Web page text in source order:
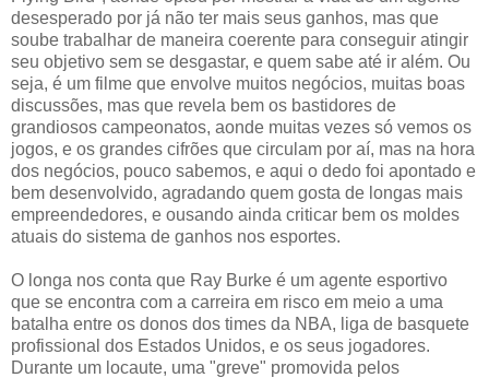
desesperado por já não ter mais seus ganhos, mas que
soube trabalhar de maneira coerente para conseguir atingir
seu objetivo sem se desgastar, e quem sabe até ir além. Ou
seja, é um filme que envolve muitos negócios, muitas boas
discussões, mas que revela bem os bastidores de
grandiosos campeonatos, aonde muitas vezes só vemos os
jogos, e os grandes cifrões que circulam por aí, mas na hora
dos negócios, pouco sabemos, e aqui o dedo foi apontado e
bem desenvolvido, agradando quem gosta de longas mais
empreendedores, e ousando ainda criticar bem os moldes
atuais do sistema de ganhos nos esportes.
O longa nos conta que Ray Burke é um agente esportivo
que se encontra com a carreira em risco em meio a uma
batalha entre os donos dos times da NBA, liga de basquete
profissional dos Estados Unidos, e os seus jogadores.
Durante um locaute, uma "greve" promovida pelos